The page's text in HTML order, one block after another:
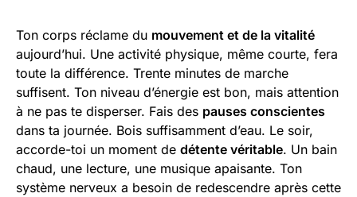
Ton corps réclame du mouvement et de la vitalité
aujourd’hui. Une activité physique, même courte, fera
toute la différence. Trente minutes de marche
suffisent. Ton niveau d’énergie est bon, mais attention
à ne pas te disperser. Fais des pauses conscientes
dans ta journée. Bois suffisamment d’eau. Le soir,
accorde-toi un moment de détente véritable. Un bain
chaud, une lecture, une musique apaisante. Ton
système nerveux a besoin de redescendre après cette